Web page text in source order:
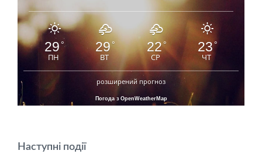
29 °
ПН
29°
ВТ
22°
СР
23°
ЧТ
розширений прогноз
Погода з OpenWeatherMap
Наступні події